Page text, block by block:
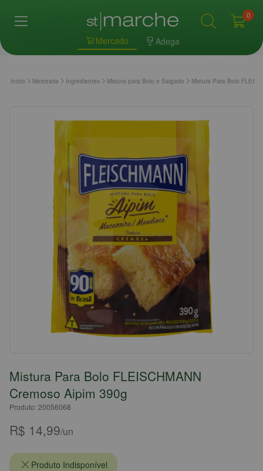
Mercado Adega
0
Início Mercearia Ingredientes Mistura para Bolo e Salgado Mistura Para Bolo
Mistura Para Bolo FLEISCHMANN
Cremoso Aipim 390g
Produto: 20056068
R$ 14,99/un
Produto Indisponível